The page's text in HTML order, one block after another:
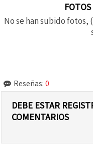
No se han subido fotos,
Reseñas: 0
DEBE ESTAR
COMENTARIOS